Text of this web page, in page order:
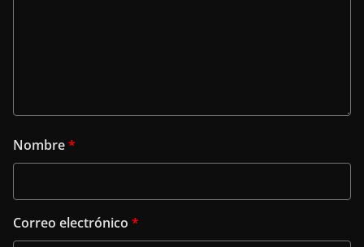
Nombre*
Correo electrónico *